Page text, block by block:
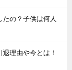
の？子供は何人
理由や今とは！